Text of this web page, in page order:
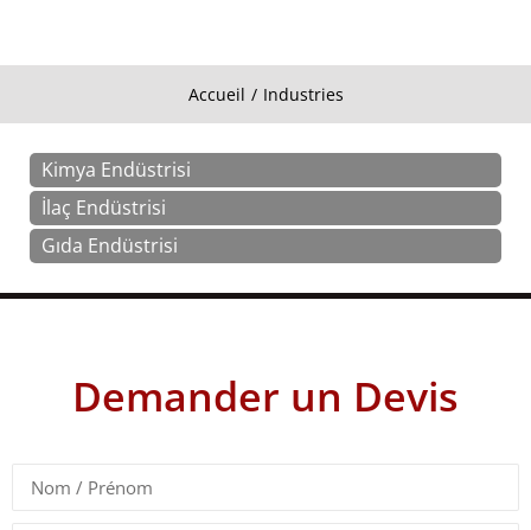
Accueil Industries
Kimya Endüstrisi
İlaç Endüstrisi
Gıda Endüstrisi
Demander un Devis